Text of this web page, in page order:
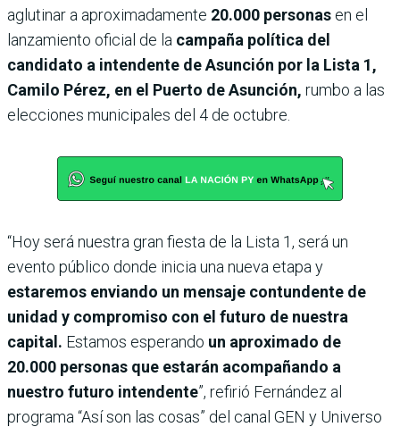
aglutinar a aproximadamente 20.000 personas en el
lanzamiento oficial de la campaña política del
candidato a intendente de Asunción por la Lista 1,
Camilo Pérez, en el Puerto de Asunción, rumbo a las
elecciones municipales del 4 de octubre.
“Hoy será nuestra gran fiesta de la Lista 1, será un
evento público donde inicia una nueva etapa y
estaremos enviando un mensaje contundente de
unidad y compromiso con el futuro de nuestra
capital. Estamos esperando un aproximado de
20.000 personas que estarán acompañando a
nuestro futuro intendente”, refirió Fernández al
programa “Así son las cosas” del canal GEN y Universo